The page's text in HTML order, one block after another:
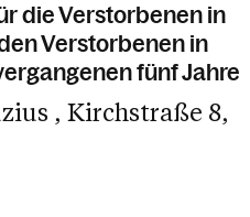
die Verstorbenen in
Verstorbenen in
fünf Jahre
Kirchstraße 8